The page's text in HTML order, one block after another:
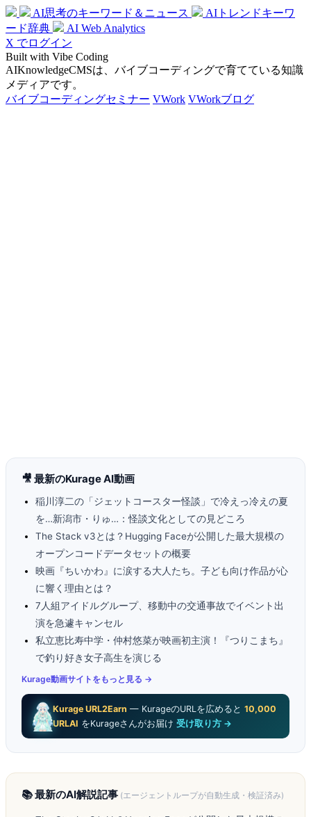
AI思考のキーワード＆ニュース
AIトレンドキーワ
ード辞典
AI Web Analytics
X でログイン
Built with Vibe Coding
AIKnowledgeCMSは、バイブコーディングで育てている知識
メディアです。
バイブコーディングセミナー VWork VWorkブログ
🎥 最新のKurage AI動画
稲川淳二の「ジェットコースター怪談」で冷えっ冷えの夏
を…新潟市・りゅ…：怪談文化としての見どころ
The Stack v3とは？Hugging Faceが公開した最大規模の
オープンコードデータセットの概要
映画『ちいかわ』に涙する大人たち。子ども向け作品が心
に響く理由とは？
7人組アイドルグループ、移動中の交通事故でイベント出
演を急遽キャンセル
私立恵比寿中学・仲村悠菜が映画初主演！『つりこまち』
で釣り好き女子高生を演じる
Kurage動画サイトをもっと見る →
Kurage URL2Earn — KurageのURLを広めると10,000
URLAI をKurageさんがお届け受け取り方 →
📚 最新のAI解説記事 (エージェントループが自動生成・検証済み)